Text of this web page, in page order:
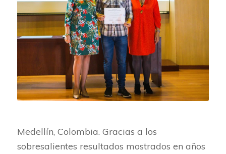
Medellín, Colombia. Gracias a los
sobresalientes resultados mostrados en años